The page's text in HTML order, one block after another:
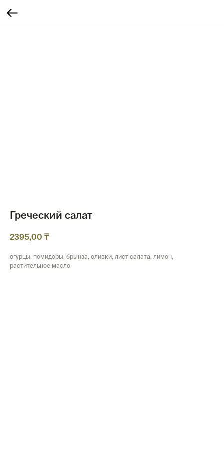
Греческий салат
2395,00 ₸
огурцы, помидоры, брынза, оливки, лист салата, лимон,
растительное масло